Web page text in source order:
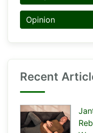
Opinion
Recent